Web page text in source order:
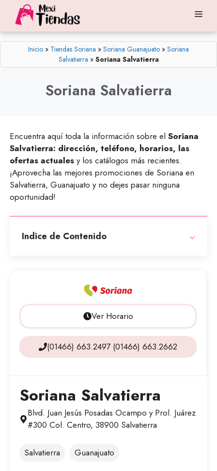
contenido
Inicio » Tiendas Soriana » Soriana Guanajuato » Soriana
Salvatierra » Soriana Salvatierra
Soriana Salvatierra
Encuentra aquí toda la información sobre el Soriana
Salvatierra: dirección, teléfono, horarios, las
ofertas actuales y los catálogos más recientes.
¡Aprovecha las mejores promociones de Soriana en
Salvatierra, Guanajuato y no dejes pasar ninguna
oportunidad!
Indice de Contenido
Ver Horario
(01466) 663.2497 (01466) 663.2662
Soriana Salvatierra
Blvd. Juan Jesús Posadas Ocampo y Prol. Juárez
#300 Col. Centro, 38900 Salvatierra
Salvatierra Guanajuato